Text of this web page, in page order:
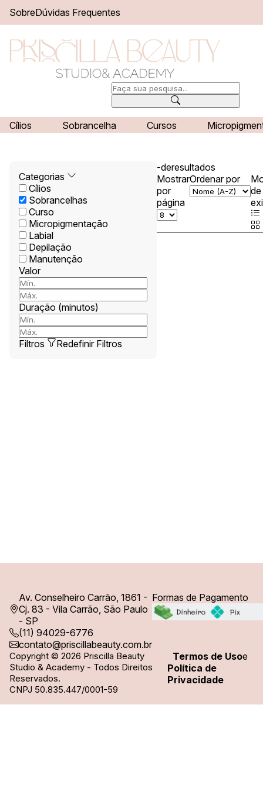
SobreDúvidas Frequentes
Cílios Sobrancelha Cursos
Serviços
Serviços
Categorias
Cílios
Sobrancelhas
Curso
Micropigmentação
Labial
Depilação
Manutenção
Valor
Duração (minutos)
Filtros Redefinir Filtros
-deresultados
Mostrar
por
página
Ordenar por
de
Av. Conselheiro Carrão, 1861 -
Cj. 83 - Vila Carrão, São Paulo
- SP
(11) 94029-6776
contato@priscillabeauty.com.br
Formas de Pagamento
Copyright © 2026 Priscilla Beauty
Studio & Academy - Todos Direitos
Reservados.
CNPJ 50.835.447/0001-59
Termos de Usoe
Política de
Privacidade